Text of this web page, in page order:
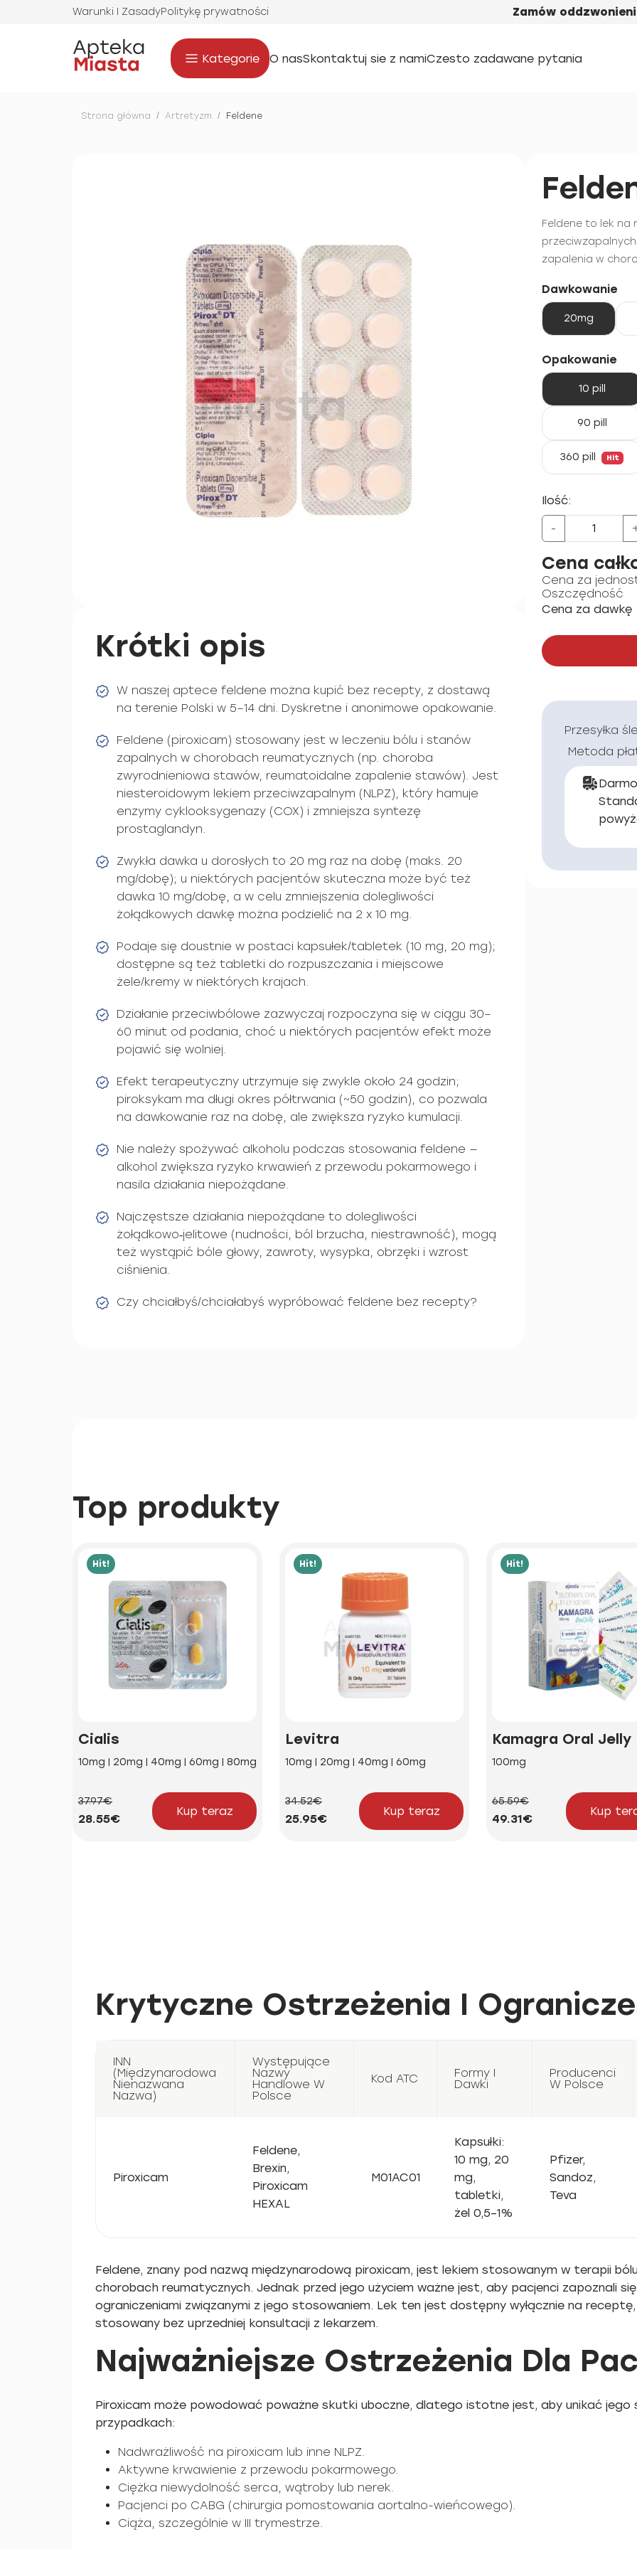
Warunki I ZasadyPolitykę prywatności Zamów
Kategorie O nasSkontaktuj sie z namiCzesto zadawane pytania
Strona główna / Artretyzm / Feldene
Krótki opis
W naszej aptece feldene można kupić bez recepty, z dostawą
na terenie Polski w 5–14 dni. Dyskretne i anonimowe opakowanie.
Feldene (piroxicam) stosowany jest w leczeniu bólu i stanów
zapalnych w chorobach reumatycznych (np. choroba
zwyrodnieniowa stawów, reumatoidalne zapalenie stawów). Jest
niesteroidowym lekiem przeciwzapalnym (NLPZ), który hamuje
enzymy cyklooksygenazy (COX) i zmniejsza syntezę
prostaglandyn.
Zwykła dawka u dorosłych to 20 mg raz na dobę (maks. 20
mg/dobę); u niektórych pacjentów skuteczna może być też
dawka 10 mg/dobę, a w celu zmniejszenia dolegliwości
żołądkowych dawkę można podzielić na 2 x 10 mg.
Podaje się doustnie w postaci kapsułek/tabletek (10 mg, 20 mg);
dostępne są też tabletki do rozpuszczania i miejscowe
żele/kremy w niektórych krajach.
Działanie przeciwbólowe zazwyczaj rozpoczyna się w ciągu 30–
60 minut od podania, choć u niektórych pacjentów efekt może
pojawić się wolniej.
Efekt terapeutyczny utrzymuje się zwykle około 24 godzin;
piroksykam ma długi okres półtrwania (~50 godzin), co pozwala
na dawkowanie raz na dobę, ale zwiększa ryzyko kumulacji.
Nie należy spożywać alkoholu podczas stosowania feldene —
alkohol zwiększa ryzyko krwawień z przewodu pokarmowego i
nasila działania niepożądane.
Najczęstsze działania niepożądane to dolegliwości
żołądkowo‑jelitowe (nudności, ból brzucha, niestrawność), mogą
też wystąpić bóle głowy, zawroty, wysypka, obrzęki i wzrost
ciśnienia.
Czy chciałbyś/chciałabyś wypróbować feldene bez recepty?
Feldene to lek na
zapalenia w
Dawkowanie
20mg
Opakowanie
10 pill
90 pill
360 pill Hit
Ilość:
-
Cena
Cena za
Oszczędność
Cena za dawkę
Przesyłka
Metoda
Top produkty
Hit!
Cialis
10mg | 20mg | 40mg | 60mg | 80mg
37.97€
28.55€
Kup teraz
Hit!
Levitra
10mg | 20mg | 40mg | 60mg
34.52€
25.95€
Kup teraz
Hit!
Kamagra Oral Jelly
100mg
65.59€
49.31€
Kup
Krytyczne Ostrzeżenia I
INN
(Międzynarodowa
Nienazwana
Nazwa)
Występujące
Nazwy
Handlowe W
Polsce
Kod ATC
Formy I
Dawki
Producenci
W Polsce
Piroxicam
Feldene,
Brexin,
Piroxicam
HEXAL
M01AC01
Kapsułki:
10 mg, 20
mg,
tabletki,
żel 0,5–1%
Pfizer,
Sandoz,
Teva
Feldene, znany pod nazwą międzynarodową piroxicam, jest lekiem stosowanym w terapii
chorobach reumatycznych. Jednak przed jego użyciem ważne jest, aby pacjenci zapoznali
ograniczeniami związanymi z jego stosowaniem. Lek ten jest dostępny wyłącznie na
stosowany bez uprzedniej konsultacji z lekarzem.
Najważniejsze Ostrzeżenia Dla
Piroxicam może powodować poważne skutki uboczne, dlatego istotne jest, aby unikać
przypadkach:
Nadwrażliwość na piroxicam lub inne NLPZ.
Aktywne krwawienie z przewodu pokarmowego.
Ciężka niewydolność serca, wątroby lub nerek.
Pacjenci po CABG (chirurgia pomostowania aortalno-wieńcowego).
Ciąża, szczególnie w III trymestrze.